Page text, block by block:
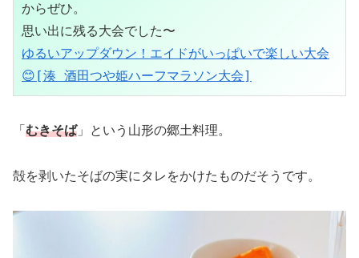
からぜひ。
ゆるいアップダウン！エイドがいっぱいで楽しい大会
😊[湊 酒田つや姫ハーフマラソン大会]
「 むきそば」という山形の郷土料理。
殻を剥いたそばの実にタレをかけたものだそうです。